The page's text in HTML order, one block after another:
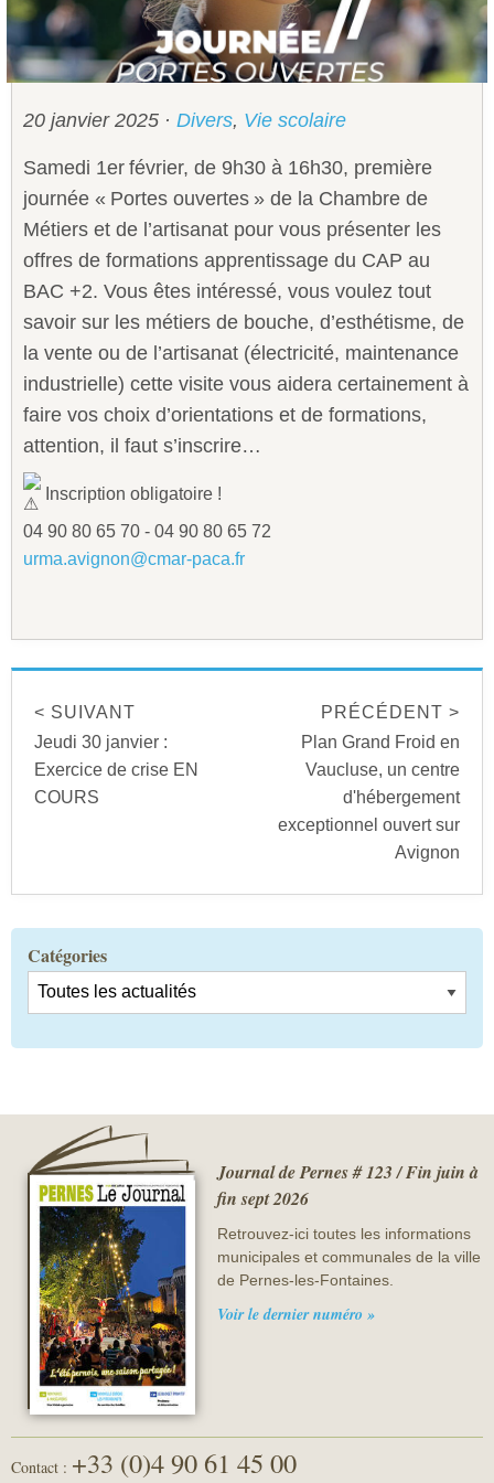
Sécurité civile
Sécurité publique
20 janvier 2025 · Divers, Vie scolaire
Samedi 1er février, de 9h30 à 16h30, première
journée « Portes ouvertes » de la Chambre de
Métiers et de l’artisanat pour vous présenter les
offres de formations apprentissage du CAP au
BAC +2. Vous êtes intéressé, vous voulez tout
savoir sur les métiers de bouche, d’esthétisme, de
la vente ou de l’artisanat (électricité, maintenance
industrielle) cette visite vous aidera certainement à
faire vos choix d’orientations et de formations,
attention, il faut s’inscrire…
Inscription obligatoire !
04 90 80 65 70 - 04 90 80 65 72
urma.avignon@cmar-paca.fr
< SUIVANT
Jeudi 30 janvier :
Exercice de crise EN
COURS
PRÉCÉDENT >
Plan Grand Froid en
Vaucluse, un centre
d'hébergement
exceptionnel ouvert sur
Avignon
Catégories
Journal de Pernes # 123 / Fin juin à
fin sept 2026
Retrouvez-ici toutes les informations
municipales et communales de la ville
de Pernes-les-Fontaines.
Voir le dernier numéro »
Contact : +33 (0)4 90 61 45 00